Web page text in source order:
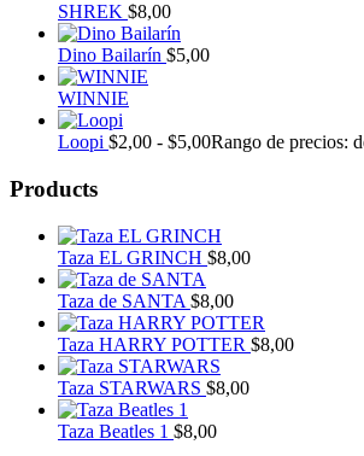
SHREK $8,00
Dino Bailarín $5,00
WINNIE
Loopi $2,00 - $5,00Rango de precios:
Products
Taza EL GRINCH $8,00
Taza de SANTA $8,00
Taza HARRY POTTER $8,00
Taza STARWARS $8,00
Taza Beatles 1 $8,00